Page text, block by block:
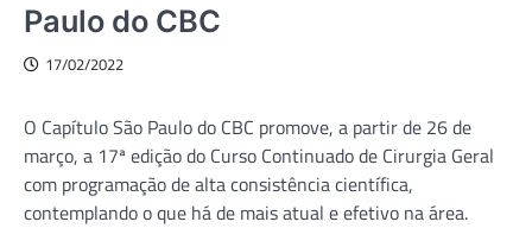
Paulo do CBC
17/02/2022
O Capítulo São Paulo do CBC promove, a partir de 26 de
março, a 17ª edição do Curso Continuado de Cirurgia Geral
com programação de alta consistência científica,
contemplando o que há de mais atual e efetivo na área.